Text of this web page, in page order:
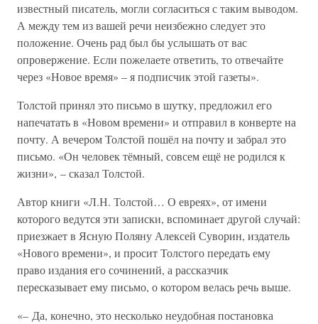
известный писатель, могли согласиться с таким выводом.
А между тем из вашей речи неизбежно следует это
положение. Очень рад был бы услышать от вас
опровержение. Если пожелаете ответить, то отвечайте
через «Новое время» – я подписчик этой газеты».
Толстой принял это письмо в шутку, предложил его
напечатать в «Новом времени» и отправил в конверте на
почту. А вечером Толстой пошёл на почту и забрал это
письмо. «Он человек тёмный, совсем ещё не родился к
жизни», – сказал Толстой.
Автор книги «Л.Н. Толстой… О евреях», от имени
которого ведутся эти записки, вспоминает другой случай:
приезжает в Ясную Поляну Алексей Суворин, издатель
«Нового времени», и просит Толстого передать ему
право издания его сочинений, а рассказчик
пересказывает ему письмо, о котором велась речь выше.
«– Да, конечно, это несколько неудобная постановка